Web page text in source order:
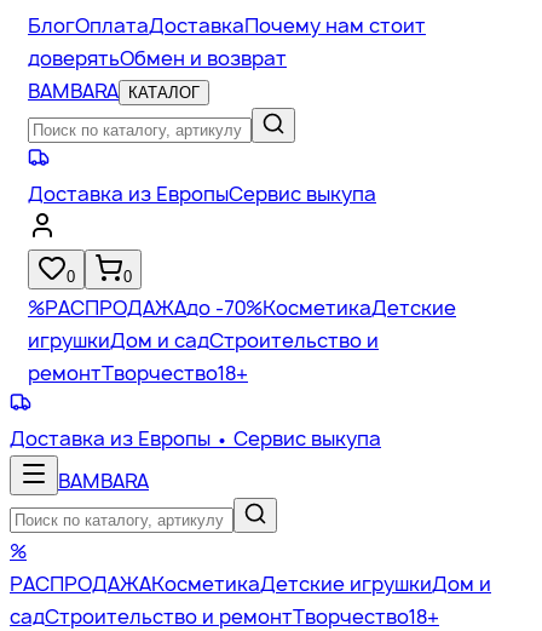
БлогОплатаДоставкаПочему нам стоит
доверятьОбмен и возврат
BAMBARA
КАТАЛОГ
Доставка из ЕвропыСервис выкупа
0 0
%РАСПРОДАЖАдо -70%КосметикаДетские
игрушкиДом и садСтроительство и
ремонтТворчество18+
Доставка из Европы • Сервис выкупа
BAMBARA
%
РАСПРОДАЖАКосметикаДетские игрушкиДом и
садСтроительство и ремонтТворчество18+